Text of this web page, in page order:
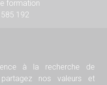
formation
192
à la recherche de
nos valeurs et